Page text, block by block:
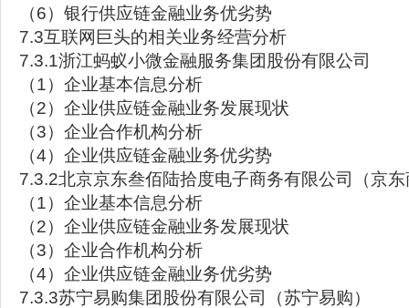
（6）银行供应链金融业务优劣势
7.3互联网巨头的相关业务经营分析
7.3.1浙江蚂蚁小微金融服务集团股份有限公司
（1）企业基本信息分析
（2）企业供应链金融业务发展现状
（3）企业合作机构分析
（4）企业供应链金融业务优劣势
7.3.2北京京东叁佰陆拾度电子商务有限公司（京
（1）企业基本信息分析
（2）企业供应链金融业务发展现状
（3）企业合作机构分析
（4）企业供应链金融业务优劣势
7.3.3苏宁易购集团股份有限公司（苏宁易购）